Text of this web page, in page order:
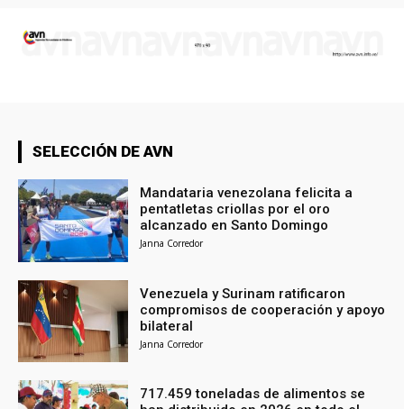
SELECCIÓN DE AVN
Mandataria venezolana felicita a
pentatletas criollas por el oro
alcanzado en Santo Domingo
Janna Corredor
Venezuela y Surinam ratificaron
compromisos de cooperación y apoyo
bilateral
Janna Corredor
717.459 toneladas de alimentos se